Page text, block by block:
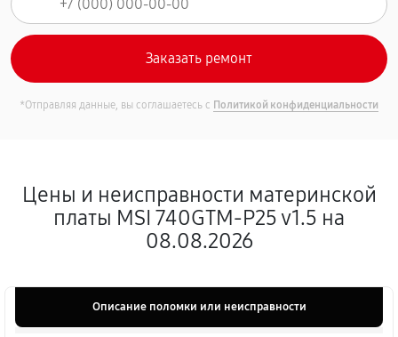
*Отправляя данные, вы соглашаетесь с Политикой конфиденциальности
Цены и неисправности материнской
платы MSI 740GTM-P25 v1.5 на
08.08.2026
Описание поломки или неисправности